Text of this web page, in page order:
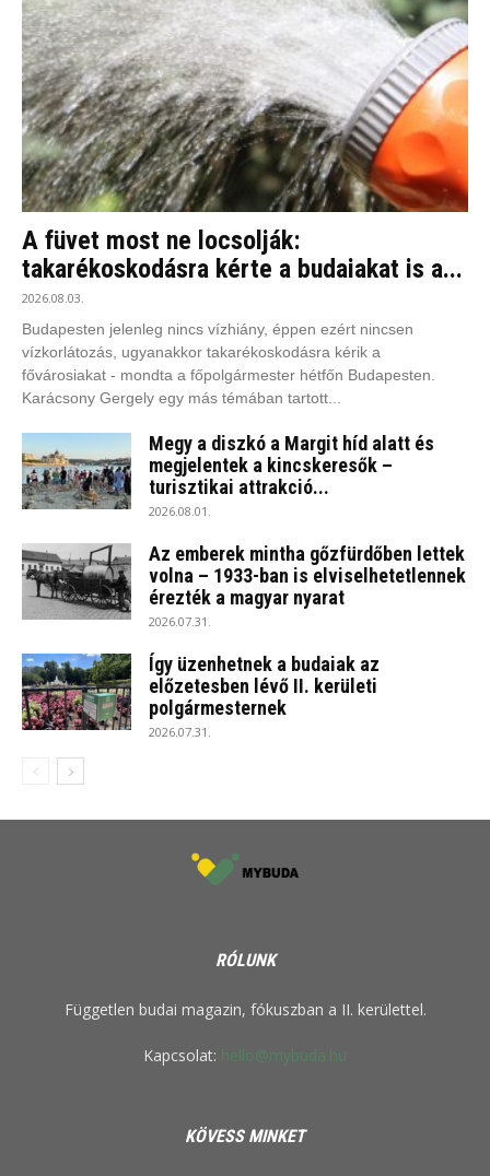
A füvet most ne locsolják:
takarékoskodásra kérte a budaiakat is a...
2026.08.03.
Budapesten jelenleg nincs vízhiány, éppen ezért nincsen
vízkorlátozás, ugyanakkor takarékoskodásra kérik a
fővárosiakat - mondta a főpolgármester hétfőn Budapesten.
Karácsony Gergely egy más témában tartott...
Megy a diszkó a Margit híd alatt és
megjelentek a kincskeresők –
turisztikai attrakció...
2026.08.01.
Az emberek mintha gőzfürdőben lettek
volna – 1933-ban is elviselhetetlennek
érezték a magyar nyarat
2026.07.31.
Így üzenhetnek a budaiak az
előzetesben lévő II. kerületi
polgármesternek
2026.07.31.
RÓLUNK
Független budai magazin, fókuszban a II. kerülettel.
Kapcsolat: hello@mybuda.hu
KÖVESS MINKET